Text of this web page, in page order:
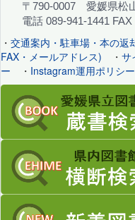
〒790-0007 愛媛県松
電話 089-941-1441
・ 交通案内・駐車場・本の返
FAX・メールアドレス) ・ サ
ー ・ Instagram運用ポリシー